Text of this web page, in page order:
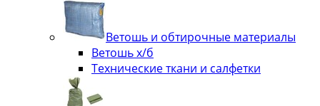
Ветошь и обтирочные материалы
Ветошь х/б
Технические ткани и салфетки